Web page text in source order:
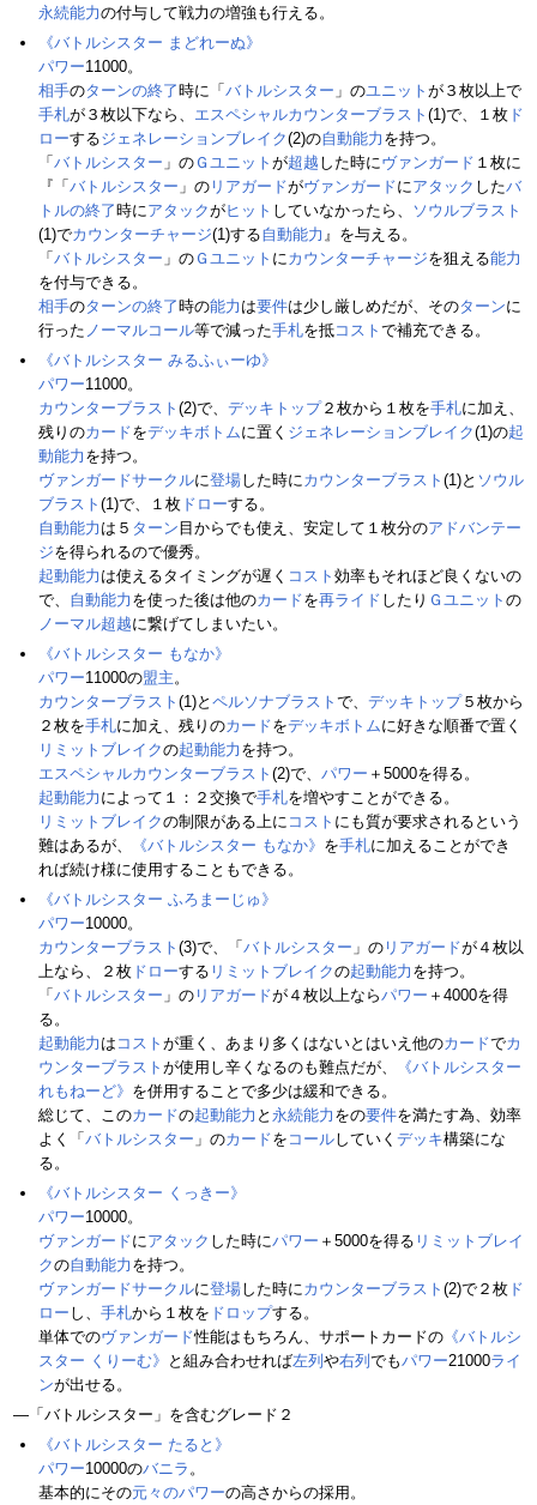
永続能力の付与して戦力の増強も行える。
《バトルシスター まどれーぬ》
パワー11000。
相手のターンの終了時に「 バトルシスター 」のユニット が３枚以上で
手札が３枚以下なら、 エスペシャルカウンターブラスト (1)で、１枚 ド
ローするジェネレーションブレイク(2)の自動能力 を持つ。
「 バトルシスター 」の Ｇユニット が超越 した時にヴァンガード １枚に
『「 バトルシスター 」の リアガードがヴァンガードにアタック したバ
トルの終了時にアタックがヒット していなかったら、
ソウルブラスト
(1)でカウンターチャージ(1)する自動能力 』を与える。
「 バトルシスター 」の Ｇユニット にカウンターチャージを狙える能力
を付与できる。
相手のターンの終了時の能力 は要件は少し厳しめだが、そのターンに
行った ノーマルコール等で減った手札を抵コスト で補充できる。
《バトルシスター みるふぃーゆ》
パワー11000。
カウンターブラスト (2)で、 デッキトップ２枚から１枚を手札に加え、
残りのカードをデッキボトムに置く ジェネレーションブレイク(1)の起
動能力 を持つ。
ヴァンガードサークルに登場した時にカウンターブラスト (1)と ソウル
ブラスト (1)で、１枚 ドローする。
自動能力 は５ ターン 目からでも使え、安定して１枚分のアドバンテー
ジを得られるので優秀。
起動能力 は使えるタイミングが遅く コスト 効率もそれほど良くないの
で、 自動能力 を使った後は他のカードを再ライド したり Ｇユニット の
ノーマル超越に繋げてしまいたい。
《バトルシスター もなか》
パワー11000の盟主。
カウンターブラスト (1)と ペルソナブラスト で、 デッキトップ５枚から
２枚を手札に加え、残りのカードをデッキボトムに好きな順番で置く
リミットブレイクの起動能力 を持つ。
エスペシャルカウンターブラスト (2)で、 パワー ＋5000を得る。
起動能力 によって１：２交換で手札を増やすことができる。
リミットブレイクの制限がある上に コスト にも質が要求されるという
難はあるが、
《バトルシスター もなか》 を手札に加えることができ
れば続け様に使用することもできる。
《バトルシスター ふろまーじゅ》
パワー10000。
カウンターブラスト (3)で、「 バトルシスター 」の リアガードが４枚以
上なら、２枚 ドローする リミットブレイクの起動能力 を持つ。
「 バトルシスター 」の リアガードが４枚以上ならパワー ＋4000を得
る。
起動能力 は コスト が重く、あまり多くはないとはいえ他のカードでカ
ウンターブラスト が使用し辛くなるのも難点だが、
《バトルシスター
れもねーど》 を併用することで多少は緩和できる。
総じて、このカードの起動能力 と 永続能力 をの要件を満たす為、効率
よく「 バトルシスター 」のカードを コールしていく デッキ構築にな
る。
《バトルシスター くっきー》
パワー10000。
ヴァンガードにアタック した時にパワー ＋5000を得る リミットブレイ
クの自動能力 を持つ。
ヴァンガードサークルに登場した時にカウンターブラスト (2)で２枚 ド
ロー し、 手札から１枚を ドロップする。
単体でのヴァンガード性能はもちろん、サポートカードの 《バトルシ
スター くりーむ》 と組み合わせれば左列 や右列 でもパワー21000ライ
ンが出せる。
―「バトルシスター」を含むグレード２
《バトルシスター たると》
パワー10000のバニラ 。
基本的にその元々のパワーの高さからの採用。